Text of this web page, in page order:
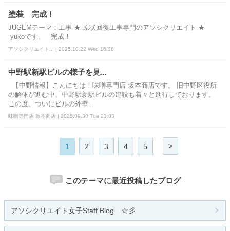
塗装 完成！
JUGEMテーマ：工事 ★ 原状回復工事専門のアソシクリエイト ★
yukoです。 完成！
アソシクリエイト... | 2025.10.22 Wed 16:36
中野駅新駅ビルの様子を見...
【中野情報】こんにちは！味噌専門店 坂本商店です。 旧中野区役所
の解体が進む中、中野駅新駅ビルの建設も着々と進行しております。
この度、ついにビルの外壁...
味噌専門店 坂本商店 | 2025.09.30 Tue 23:03
1 2 3 4 5 >
このテーマに最近投稿したブログ
アソシクリエイト女子Staff Blog ☆彡